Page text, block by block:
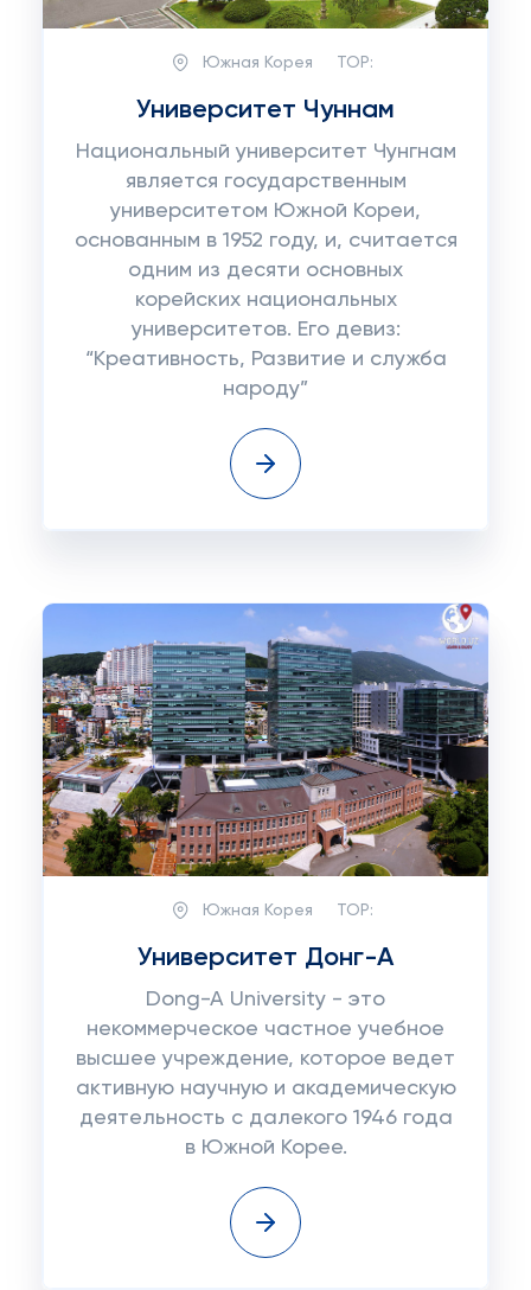
Южная Корея TOP:
Университет Чуннам
Национальный университет Чунгнам
является государственным
университетом Южной Кореи,
основанным в 1952 году, и, считается
одним из десяти основных
корейских национальных
университетов. Его девиз:
“Креативность, Развитие и служба
народу”
Южная Корея TOP:
Университет Донг-А
Dong-A University - это
некоммерческое частное учебное
высшее учреждение, которое ведет
активную научную и академическую
деятельность с далекого 1946 года
в Южной Корее.